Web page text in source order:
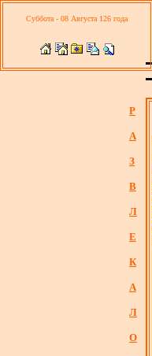
Суббота - 08 Августа 126 года
Р
А
З
В
Л
Е
К
А
Л
О